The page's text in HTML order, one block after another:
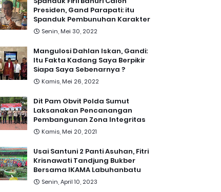
Presiden, Gand Parapati: itu
Spanduk Pembunuhan Karakter
Senin, Mei 30, 2022
Mangulosi Dahlan Iskan, Gandi:
Itu Fakta Kadang Saya Berpikir
Siapa Saya Sebenarnya ?
Kamis, Mei 26, 2022
Dit Pam Obvit Polda Sumut
Laksanakan Pencanangan
Pembangunan Zona Integritas
Kamis, Mei 20, 2021
Usai Santuni 2 Panti Asuhan, Fitri
Krisnawati Tandjung Bukber
Bersama IKAMA Labuhanbatu
Senin, April 10, 2023